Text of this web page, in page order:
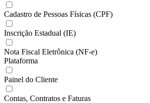
Cadastro de Pessoas Físicas (CPF)
Inscrição Estadual (IE)
Nota Fiscal Eletrônica (NF-e)
Plataforma
Painel do Cliente
Contas, Contratos e Faturas